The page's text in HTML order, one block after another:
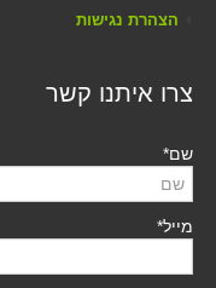
הצהרת נגישות
צרו איתנו קשר
שם*
מייל*